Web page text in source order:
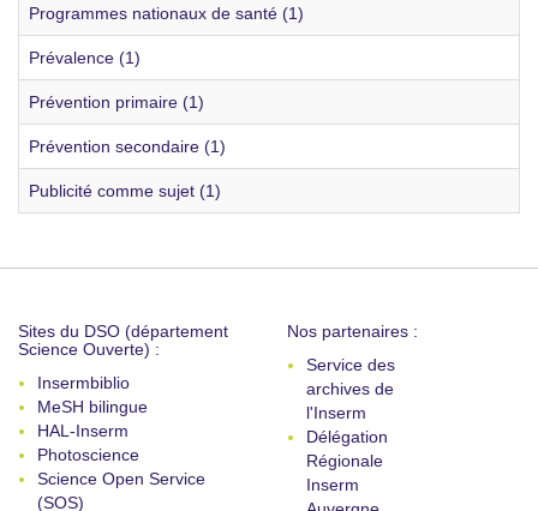
Programmes nationaux de santé (1)
Prévalence (1)
Prévention primaire (1)
Prévention secondaire (1)
Publicité comme sujet (1)
Sites du DSO (département
Science Ouverte) :
Insermbiblio
MeSH bilingue
HAL-Inserm
Photoscience
Science Open Service
(SOS)
Nos partenaires :
Service des
archives de
l'Inserm
Délégation
Régionale
Inserm